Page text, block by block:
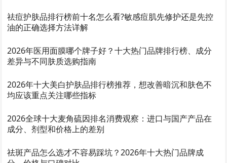
祛痘护肤品排行榜前十名怎么看?敏感痘肌先修护还是先控
油的正确选择方法详解
2026年医用面膜哪个牌子好？十大热门品牌排行榜、成分
差异与不同肤质选购指南
2026年十大美白护肤品排行榜推荐，想改善暗沉和肤色不
均应该重点关注哪些指标
2026全球十大麦角硫因排名消费观察：进口与国产产品在
成分、剂型和价格上的差别
祛斑产品怎么选才不容易踩坑？2026年十大热门品牌成